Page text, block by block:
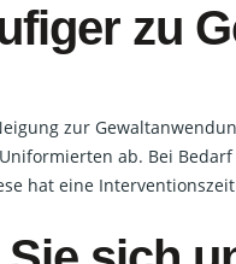
zu
zur
ab. Bei
hat eine